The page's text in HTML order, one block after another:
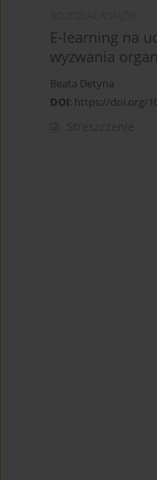
E-learning na
wyzwania
Beata Detyna
DOI: https://doi.org/
Streszczenie